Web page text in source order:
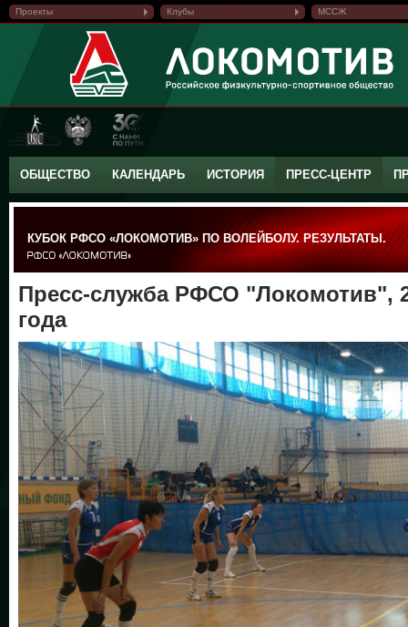
Проекты Клубы МССЖ
ОБЩЕСТВО КАЛЕНДАРЬ ИСТОРИЯ ПРЕСС-ЦЕНТР
КУБОК РФСО «ЛОКОМОТИВ» ПО ВОЛЕЙБОЛУ. РЕЗУЛЬТАТЫ.
Пресс-служба РФСО "Локомотив",
года